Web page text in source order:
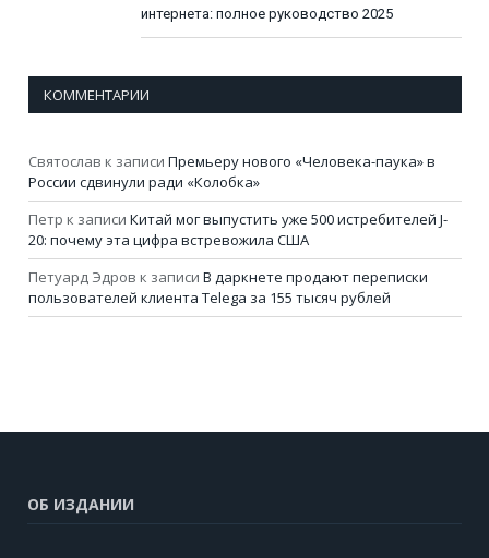
интернета: полное руководство 2025
КОММЕНТАРИИ
Святослав к записи Премьеру нового «Человека-паука» в
России сдвинули ради «Колобка»
Петр к записи Китай мог выпустить уже 500 истребителей J-
20: почему эта цифра встревожила США
Петуард Эдров к записи В даркнете продают переписки
пользователей клиента Telega за 155 тысяч рублей
ОБ ИЗДАНИИ